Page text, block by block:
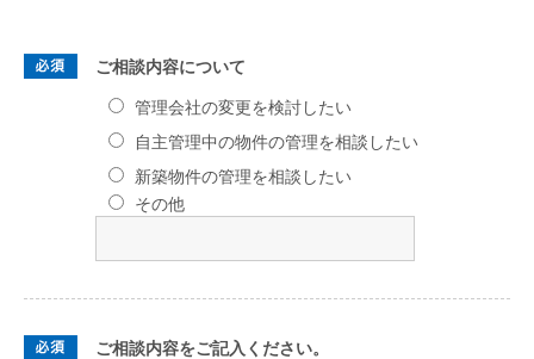
ご相談内容について
管理会社の変更を検討したい
自主管理中の物件の管理を相談したい
新築物件の管理を相談したい
その他
ご相談内容をご記入ください。